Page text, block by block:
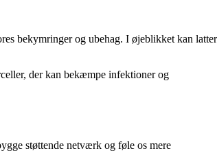
bekymringer og ubehag. I øjeblikket kan latter
der kan bekæmpe infektioner og
støttende netværk og føle os mere